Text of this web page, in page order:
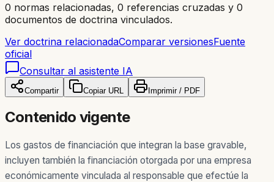
0 normas relacionadas, 0 referencias cruzadas y 0
documentos de doctrina vinculados.
Ver doctrina relacionadaComparar versionesFuente
oficial
Consultar al asistente IA
Compartir Copiar URL Imprimir / PDF
Contenido vigente
Los gastos de financiación que integran la base gravable,
incluyen también la financiación otorgada por una empresa
económicamente vinculada al responsable que efectúe la